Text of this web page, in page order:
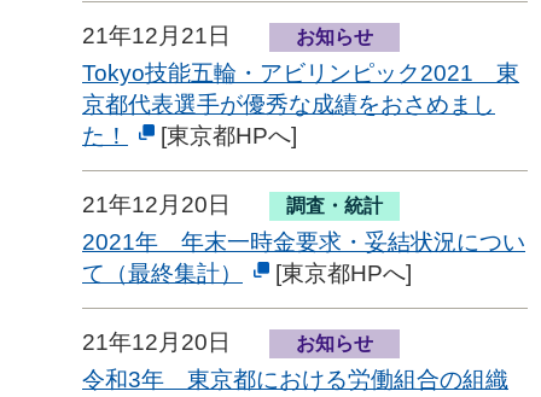
21年12月21日 お知らせ
Tokyo技能五輪・アビリンピック2021 東
京都代表選手が優秀な成績をおさめまし
た！
[東京都HPへ]
21年12月20日 調査・統計
2021年 年末一時金要求・妥結状況につい
て（最終集計）
[東京都HPへ]
21年12月20日 お知らせ
令和3年 東京都における労働組合の組織